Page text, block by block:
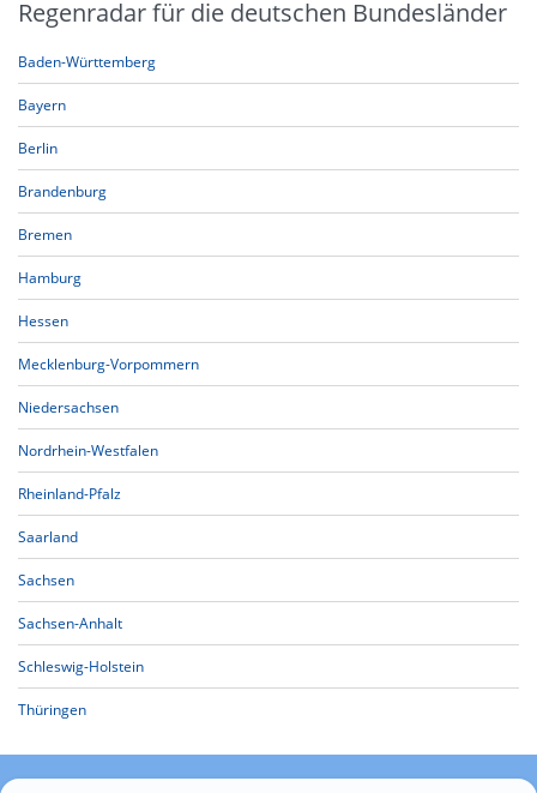
Regenradar für die deutschen Bundesländer
Baden-Württemberg
Bayern
Berlin
Brandenburg
Bremen
Hamburg
Hessen
Mecklenburg-Vorpommern
Niedersachsen
Nordrhein-Westfalen
Rheinland-Pfalz
Saarland
Sachsen
Sachsen-Anhalt
Schleswig-Holstein
Thüringen